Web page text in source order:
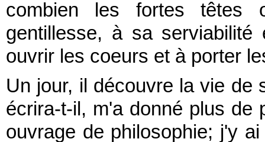
combien les fortes têtes
gentillesse, à sa
ouvrir les coeurs et à porter
Un jour, il découvre la vie de
écrira-t-il, m'a donné plus de
ouvrage de philosophie; j'y